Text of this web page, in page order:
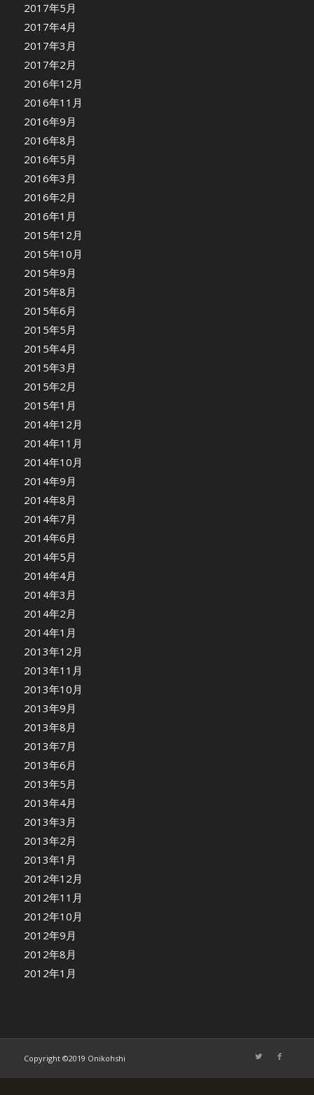
2017年5月
2017年4月
2017年3月
2017年2月
2016年12月
2016年11月
2016年9月
2016年8月
2016年5月
2016年3月
2016年2月
2016年1月
2015年12月
2015年10月
2015年9月
2015年8月
2015年6月
2015年5月
2015年4月
2015年3月
2015年2月
2015年1月
2014年12月
2014年11月
2014年10月
2014年9月
2014年8月
2014年7月
2014年6月
2014年5月
2014年4月
2014年3月
2014年2月
2014年1月
2013年12月
2013年11月
2013年10月
2013年9月
2013年8月
2013年7月
2013年6月
2013年5月
2013年4月
2013年3月
2013年2月
2013年1月
2012年12月
2012年11月
2012年10月
2012年9月
2012年8月
2012年1月
Copyright ©2019 Onikohshi